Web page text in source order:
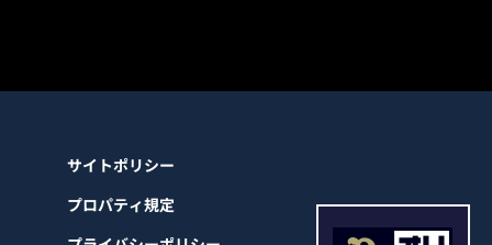
サイトポリシー
プロパティ規定